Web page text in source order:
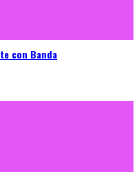
con Banda